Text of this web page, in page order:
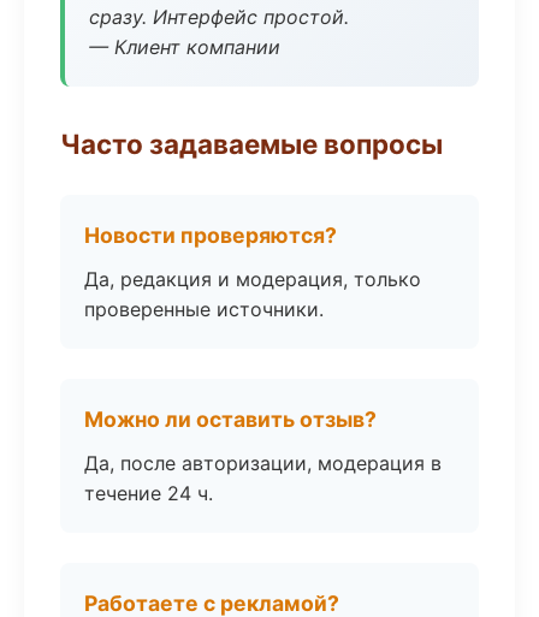
сразу. Интерфейс простой.
— Клиент компании
Часто задаваемые вопросы
Новости проверяются?
Да, редакция и модерация, только
проверенные источники.
Можно ли оставить отзыв?
Да, после авторизации, модерация в
течение 24 ч.
Работаете с рекламой?